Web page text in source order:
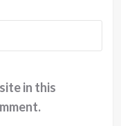
in this